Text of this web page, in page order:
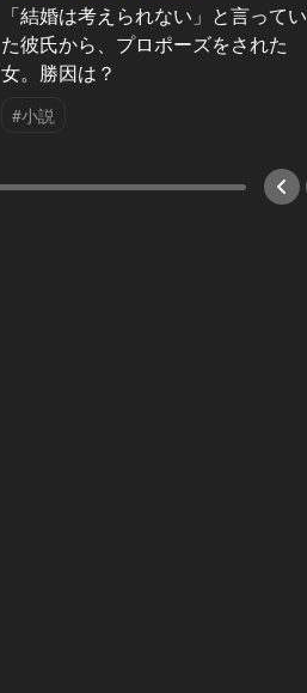
「結婚は考えられない」と言ってい
た彼氏から、プロポーズをされた
女。勝因は？
#小説